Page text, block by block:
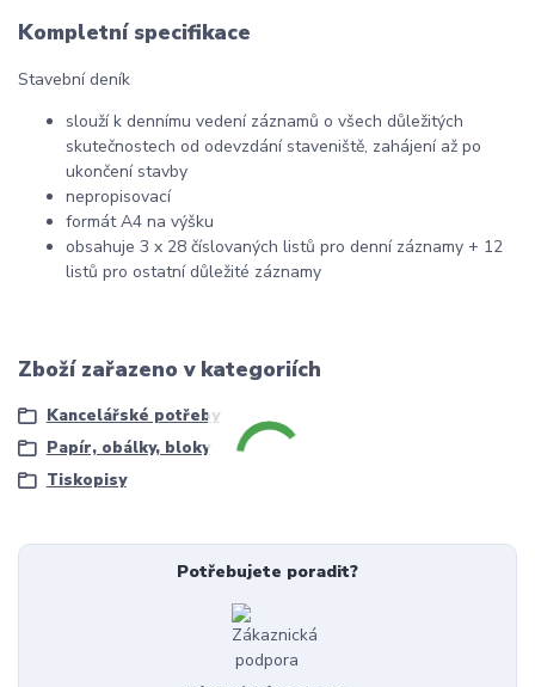
Kompletní specifikace
Stavební deník
slouží k dennímu vedení záznamů o všech důležitých
skutečnostech od odevzdání staveniště, zahájení až po
ukončení stavby
nepropisovací
formát A4 na výšku
obsahuje 3 x 28 číslovaných listů pro denní záznamy + 12
listů pro ostatní důležité záznamy
Zboží zařazeno v kategoriích
Kancelářské potřeby
Papír, obálky, bloky
Tiskopisy
Potřebujete poradit?